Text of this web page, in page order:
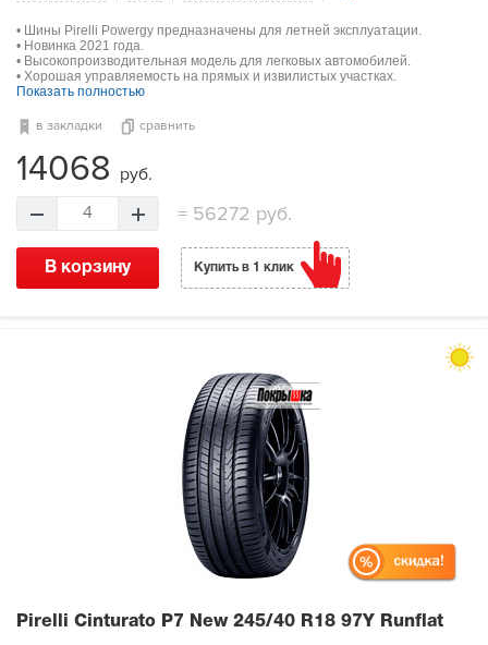
• Шины Pirelli Powergy предназначены для летней эксплуатации.
• Новинка 2021 года.
• Высокопроизводительная модель для легковых автомобилей.
• Хорошая управляемость на прямых и извилистых участках.
Показать полностью
в закладки сравнить
14068 руб.
4 = 56272 руб.
В корзину Купить в 1 клик
Pirelli Cinturato P7 New 245/40 R18 97Y Runflat